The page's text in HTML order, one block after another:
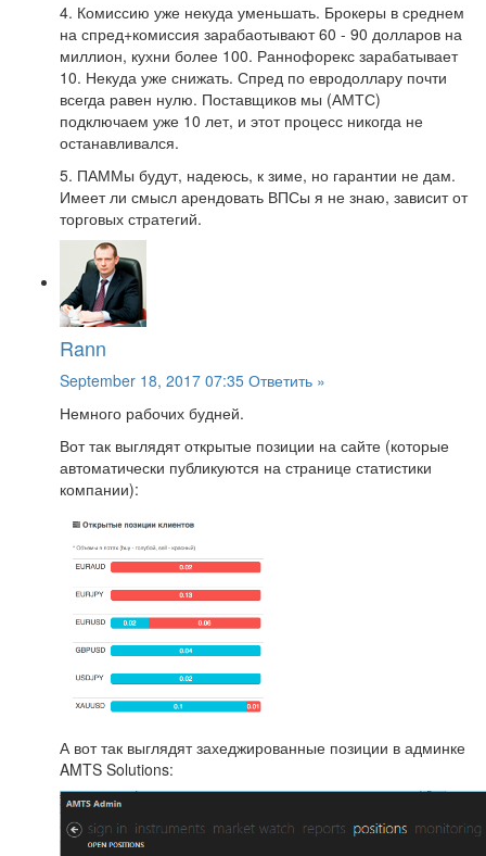
4. Комиссию уже некуда уменьшать. Брокеры в среднем
на спред+комиссия зарабаотывают 60 - 90 долларов на
миллион, кухни более 100. Раннофорекс зарабатывает
10. Некуда уже снижать. Спред по евродоллару почти
всегда равен нулю. Поставщиков мы (АМТС)
подключаем уже 10 лет, и этот процесс никогда не
останавливался.
5. ПАММы будут, надеюсь, к зиме, но гарантии не дам.
Имеет ли смысл арендовать ВПСы я не знаю, зависит от
торговых стратегий.
Rann
September 18, 2017 07:35 Ответить »
Немного рабочих будней.
Вот так выглядят открытые позиции на сайте (которые
автоматически публикуются на странице статистики
компании):
А вот так выглядят захеджированные позиции в админке
AMTS Solutions: